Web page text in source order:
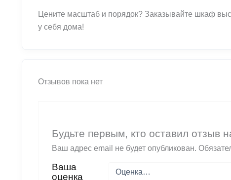
Цените масштаб и порядок? Заказывайте шкаф
у себя дома!
Отзывов пока нет
Будьте первым, кто оставил
Ваш адрес email не будет опубликован.
Ваша
оценка